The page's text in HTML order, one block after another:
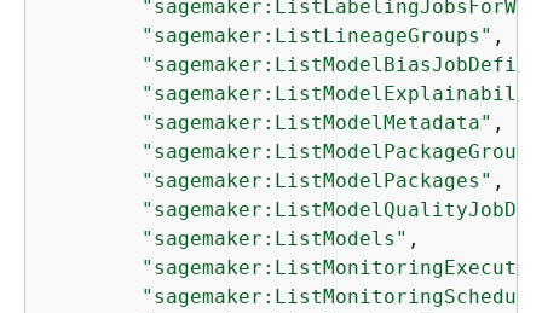
"sagemaker:ListLineageGroups" ,
"sagemaker:ListModelMetadata" ,
"sagemaker:ListModelPackages" ,
"sagemaker:ListModels" ,